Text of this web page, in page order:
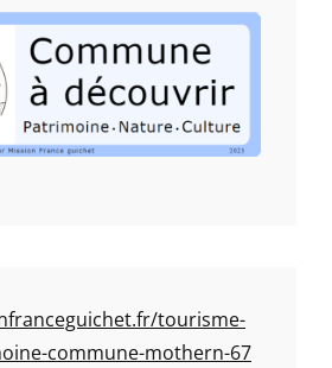
tourisme-
commune-mothern-67